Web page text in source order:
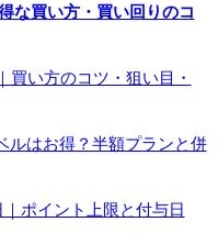
な買い方・買い回りのコ
買い方のコツ・狙い目・
ルはお得？半額プランと併
ポイント上限と付与日